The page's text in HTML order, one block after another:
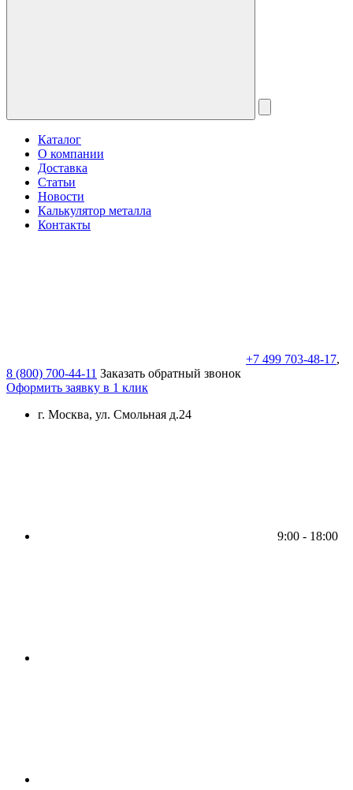
Каталог
О компании
Доставка
Статьи
Новости
Калькулятор металла
Контакты
+7 499 703-48-17,
8 (800) 700-44-11 Заказать обратный звонок
Оформить заявку в 1 клик
г. Москва, ул. Смольная д.24
9:00 - 18:00